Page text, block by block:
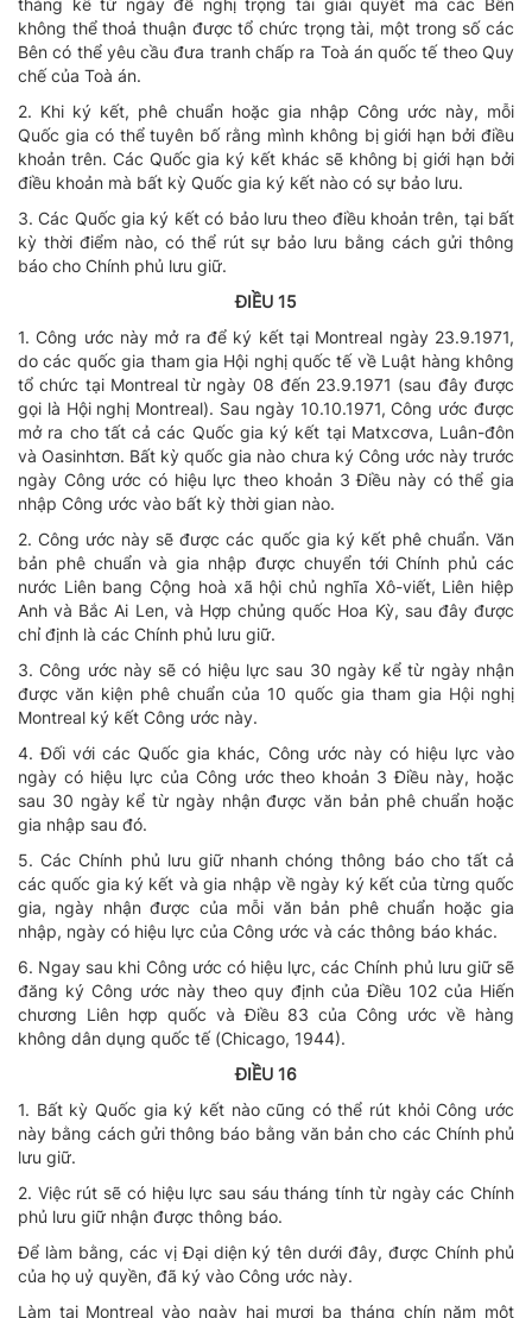
tháng kể từ ngày đề nghị trọng tài giải quyết mà các Bên
không thể thoả thuận được tổ chức trọng tài, một trong số các
Bên có thể yêu cầu đưa tranh chấp ra Toà án quốc tế theo Quy
chế của Toà án.
2. Khi ký kết, phê chuẩn hoặc gia nhập Công ước này, mỗi
Quốc gia có thể tuyên bố rằng mình không bị giới hạn bởi điều
khoản trên. Các Quốc gia ký kết khác sẽ không bị giới hạn bởi
điều khoản mà bất kỳ Quốc gia ký kết nào có sự bảo lưu.
3. Các Quốc gia ký kết có bảo lưu theo điều khoản trên, tại bất
kỳ thời điểm nào, có thể rút sự bảo lưu bằng cách gửi thông
báo cho Chính phủ lưu giữ.
ĐIỀU 15
1. Công ước này mở ra để ký kết tại Montreal ngày 23.9.1971,
do các quốc gia tham gia Hội nghị quốc tế về Luật hàng không
tổ chức tại Montreal từ ngày 08 đến 23.9.1971 (sau đây được
gọi là Hội nghị Montreal). Sau ngày 10.10.1971, Công ước được
mở ra cho tất cả các Quốc gia ký kết tại Matxcơva, Luân-đôn
và Oasinhtơn. Bất kỳ quốc gia nào chưa ký Công ước này trước
ngày Công ước có hiệu lực theo khoản 3 Điều này có thể gia
nhập Công ước vào bất kỳ thời gian nào.
2. Công ước này sẽ được các quốc gia ký kết phê chuẩn. Văn
bản phê chuẩn và gia nhập được chuyển tới Chính phủ các
nước Liên bang Cộng hoà xã hội chủ nghĩa Xô-viết, Liên hiệp
Anh và Bắc Ai Len, và Hợp chủng quốc Hoa Kỳ, sau đây được
chỉ định là các Chính phủ lưu giữ.
3. Công ước này sẽ có hiệu lực sau 30 ngày kể từ ngày nhận
được văn kiện phê chuẩn của 10 quốc gia tham gia Hội nghị
Montreal ký kết Công ước này.
4. Đối với các Quốc gia khác, Công ước này có hiệu lực vào
ngày có hiệu lực của Công ước theo khoản 3 Điều này, hoặc
sau 30 ngày kể từ ngày nhận được văn bản phê chuẩn hoặc
gia nhập sau đó.
5. Các Chính phủ lưu giữ nhanh chóng thông báo cho tất cả
các quốc gia ký kết và gia nhập về ngày ký kết của từng quốc
gia, ngày nhận được của mỗi văn bản phê chuẩn hoặc gia
nhập, ngày có hiệu lực của Công ước và các thông báo khác.
6. Ngay sau khi Công ước có hiệu lực, các Chính phủ lưu giữ sẽ
đăng ký Công ước này theo quy định của Điều 102 của Hiến
chương Liên hợp quốc và Điều 83 của Công ước về hàng
không dân dụng quốc tế (Chicago, 1944).
ĐIỀU 16
1. Bất kỳ Quốc gia ký kết nào cũng có thể rút khỏi Công ước
này bằng cách gửi thông báo bằng văn bản cho các Chính phủ
lưu giữ.
2. Việc rút sẽ có hiệu lực sau sáu tháng tính từ ngày các Chính
phủ lưu giữ nhận được thông báo.
Để làm bằng, các vị Đại diện ký tên dưới đây, được Chính phủ
của họ uỷ quyền, đã ký vào Công ước này.
Làm tại Montreal vào ngày hai mươi ba tháng chín năm một